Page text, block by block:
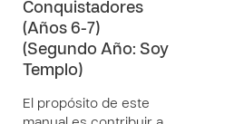
Conquistadores
(Años 6-7)
(Segundo Año: Soy
Templo)
El propósito de este